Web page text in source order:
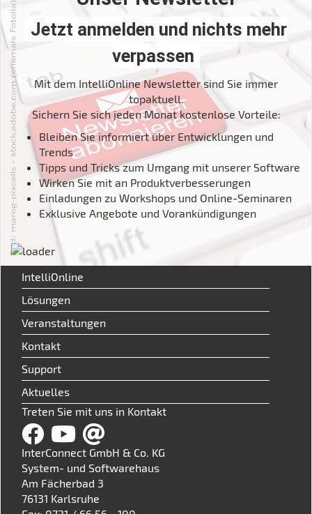
Jetzt anmelden und nichts mehr
verpassen
Mit dem IntelliOnline Newsletter sind Sie immer
topaktuell.
Sichern Sie sich jeden Monat kostenlose Vorteile:
Bleiben Sie informiert über Entwicklungen und
Trends
Tipps und Tricks zum Umgang mit unserer Software
Wirken Sie mit an Produktverbesserungen
Einladungen zu Workshops und Online-Seminaren
Exklusive Angebote und Vorankündigungen
IntelliOnline
Lösungen
Veranstaltungen
Kontakt
Support
Aktuelles
Treten Sie mit uns in Kontakt
InterConnect GmbH & Co. KG
System- und Softwarehaus
Am Fächerbad 3
76131 Karlsruhe